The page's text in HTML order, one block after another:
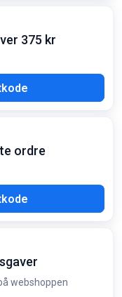
375 kr
ordre
webshoppen